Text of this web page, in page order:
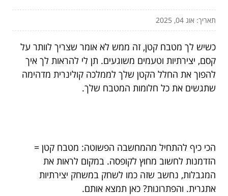
תאריך: אוג 04, 2025
כשיש לך מטבח קטן, זה ממש לא אומר שצריך לוותר על
קסם, יצירתיות וטעמים משוגעים. תן לי להראות לך איך
להפוך את החלל הקטן שלך לממלכה קולינרית מדהימה
שתגשים את כל חלומות המטבח שלך.
הכי כיף להתחיל מהמחשבה הפשוטה: מטבח קטן =
הזדמנות לחשוב מחוץ לקופסה. במקום לראות את
המגבלות, נחשב שזה כמו לשחק במשחק יצירתיות
אתגרית. והפתרונות? כאן תמצא אותם.